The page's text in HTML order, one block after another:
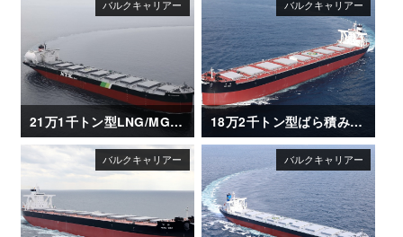
21万1千トン型LNG/MGO 二元燃料ばら積み運搬船「SG SUNRISE」 18万2千トン型ばら積み運搬船「BO MAY」